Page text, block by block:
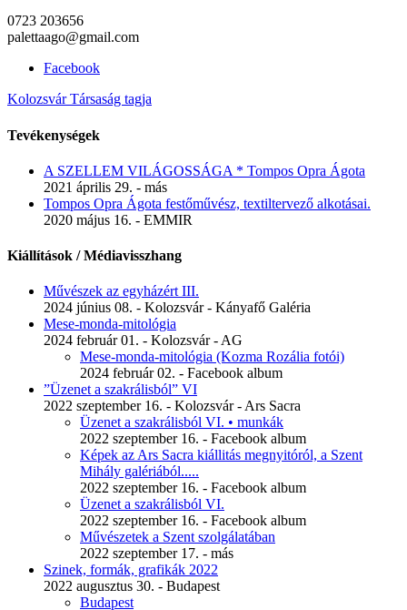
0723 203656
palettaago@gmail.com
Facebook
Kolozsvár Társaság tagja
Tevékenységek
A SZELLEM VILÁGOSSÁGA * Tompos Opra Ágota
2021 április 29. - más
Tompos Opra Ágota festőművész, textiltervező alkotásai.
2020 május 16. - EMMIR
Kiállítások / Médiavisszhang
Művészek az egyházért III.
2024 június 08. - Kolozsvár - Kányafő Galéria
Mese-monda-mitológia
2024 február 01. - Kolozsvár - AG
Mese-monda-mitológia (Kozma Rozália fotói)
2024 február 02. - Facebook album
”Üzenet a szakrálisból” VI
2022 szeptember 16. - Kolozsvár - Ars Sacra
Üzenet a szakrálisból VI. • munkák
2022 szeptember 16. - Facebook album
Képek az Ars Sacra kiállitás megnyitóról, a Szent
Mihály galériából.....
2022 szeptember 16. - Facebook album
Üzenet a szakrálisból VI.
2022 szeptember 16. - Facebook album
Művészetek a Szent szolgálatában
2022 szeptember 17. - más
Szinek, formák, grafikák 2022
2022 augusztus 30. - Budapest
Budapest